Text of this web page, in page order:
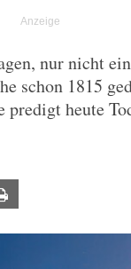
nur nicht
schon 1815
heute